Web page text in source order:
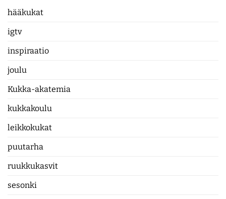
hääkukat
igtv
inspiraatio
joulu
Kukka-akatemia
kukkakoulu
leikkokukat
puutarha
ruukkukasvit
sesonki